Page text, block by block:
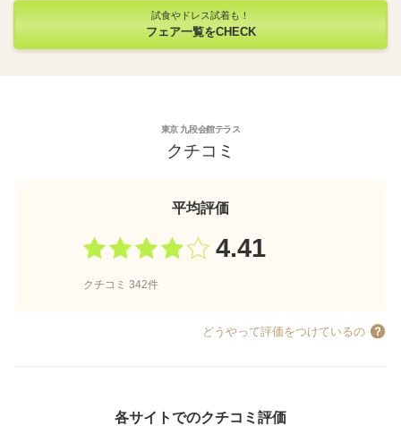
試食やドレス試着も！
フェア一覧をCHECK
東京 九段会館テラス
クチコミ
平均評価
4.41
クチコミ 342件
どうやって評価をつけているの
各サイトでのクチコミ評価